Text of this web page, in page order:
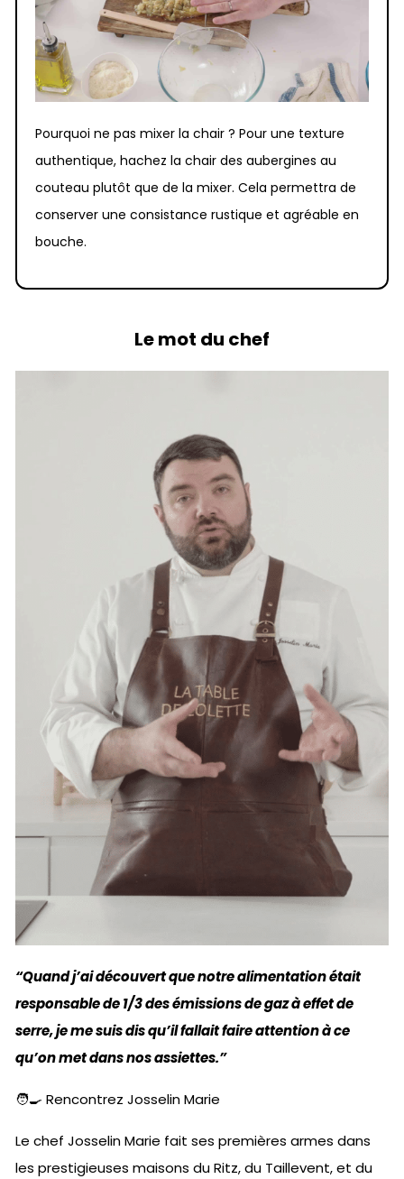
Pourquoi ne pas mixer la chair ? Pour une texture
authentique, hachez la chair des aubergines au
couteau plutôt que de la mixer. Cela permettra de
conserver une consistance rustique et agréable en
bouche.
“Quand j’ai découvert que notre alimentation était
responsable de 1/3 des émissions de gaz à effet de
serre, je me suis dis qu’il fallait faire attention à ce
qu’on met dans nos assiettes.”
🧑‍🍳 Rencontrez Josselin Marie
Le chef Josselin Marie fait ses premières armes dans
les prestigieuses maisons du Ritz, du Taillevent, et du
Le mot du chef